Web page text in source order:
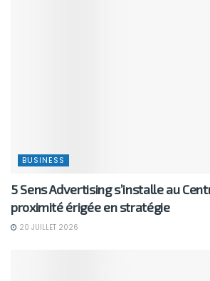
BUSINESS
5 Sens Advertising s’installe au
proximité érigée en stratégie
20 JUILLET 2026